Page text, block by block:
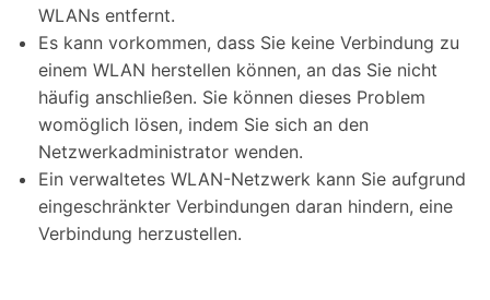
WLANs entfernt.
Es kann vorkommen, dass Sie keine Verbindung zu
einem WLAN herstellen können, an das Sie nicht
häufig anschließen. Sie können dieses Problem
womöglich lösen, indem Sie sich an den
Netzwerkadministrator wenden.
Ein verwaltetes WLAN-Netzwerk kann Sie aufgrund
eingeschränkter Verbindungen daran hindern, eine
Verbindung herzustellen.